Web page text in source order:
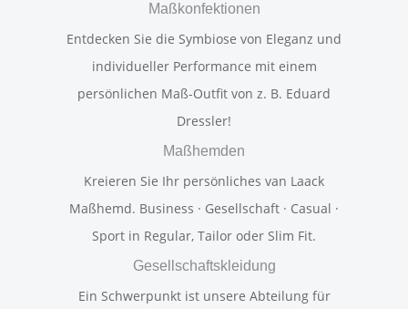
Maßkonfektionen
Entdecken Sie die Symbiose von Eleganz und
individueller Performance mit einem
persönlichen Maß-Outfit von z. B. Eduard
Dressler!
Maßhemden
Kreieren Sie Ihr persönliches van Laack
Maßhemd. Business · Gesellschaft · Casual ·
Sport in Regular, Tailor oder Slim Fit.
Gesellschaftskleidung
Ein Schwerpunkt ist unsere Abteilung für